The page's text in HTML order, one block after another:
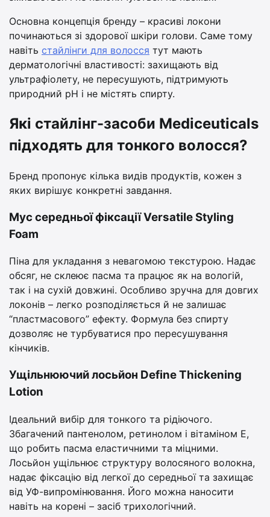
Основна концепція бренду – красиві локони
починаються зі здорової шкіри голови. Саме тому
навіть стайлінги для волосся тут мають
дерматологічні властивості: захищають від
ультрафіолету, не пересушують, підтримують
природний pH і не містять спирту.
Які стайлінг-засоби Mediceuticals
підходять для тонкого волосся?
Бренд пропонує кілька видів продуктів, кожен з
яких вирішує конкретні завдання.
Мус середньої фіксації Versatile Styling
Foam
Піна для укладання з невагомою текстурою. Надає
обсяг, не склеює пасма та працює як на вологій,
так і на сухій довжині. Особливо зручна для довгих
локонів – легко розподіляється й не залишає
“пластмасового” ефекту. Формула без спирту
дозволяє не турбуватися про пересушування
кінчиків.
Ущільнюючий лосьйон Define Thickening
Lotion
Ідеальний вибір для тонкого та рідіючого.
Збагачений пантенолом, ретинолом і вітаміном Е,
що робить пасма еластичними та міцними.
Лосьйон ущільнює структуру волосяного волокна,
надає фіксацію від легкої до середньої та захищає
від УФ-випромінювання. Його можна наносити
навіть на корені – засіб трихологічний.